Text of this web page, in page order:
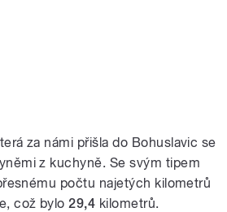
za námi přišla do Bohuslavic se
z kuchyně. Se svým tipem
počtu najetých kilometrů
což bylo29,4 kilometrů.